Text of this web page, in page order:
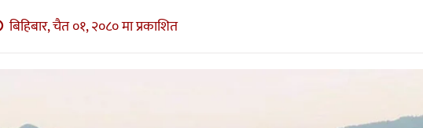
बिहिबार, चैत ०१, २०८० मा प्रकाशित